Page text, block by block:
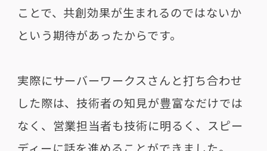
ことで、共創効果が生まれるのではないか
という期待があったからです。
実際にサーバーワークスさんと打ち合わせ
した際は、技術者の知見が豊富なだけでは
なく、営業担当者も技術に明るく、スピー